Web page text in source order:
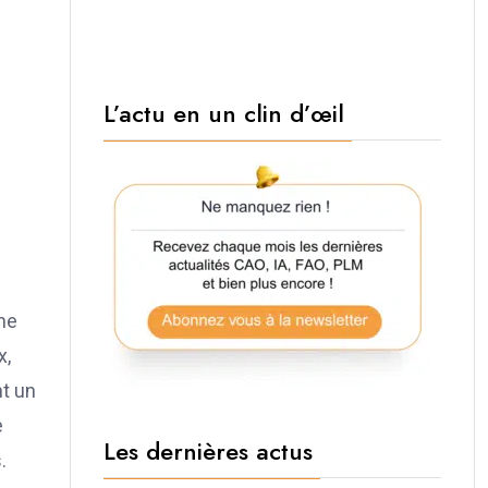
un
L’actu en un clin d’œil
Les dernières actus